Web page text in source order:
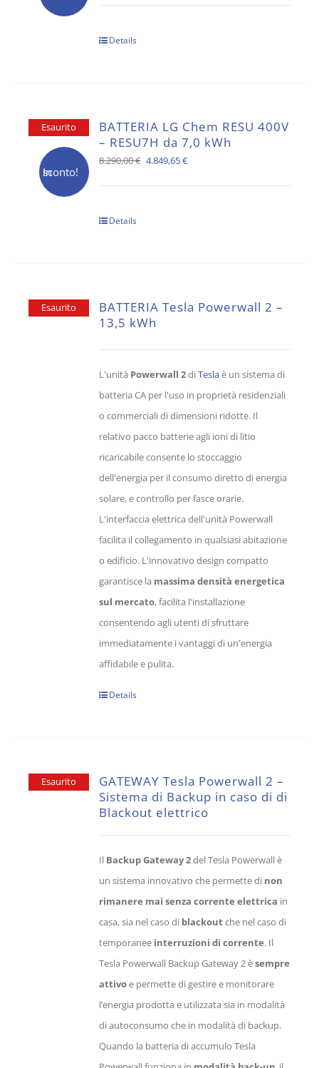
Details
Esaurito
In sconto!
BATTERIA LG Chem RESU 400V
– RESU7H da 7,0 kWh
8.290,00€ Il
4.849,65€Il
Details
Esaurito
BATTERIA Tesla Powerwall 2 –
13,5 kWh
L'unità Powerwall 2diTeslaè un sistema di
batteria CA per l'uso in proprietà residenziali
o commerciali di dimensioni ridotte. Il
relativo pacco batterie agli ioni di litio
ricaricabile consente lo stoccaggio
dell'energia per il consumo diretto di energia
solare, e controllo per fasce orarie.
L'interfaccia elettrica dell'unità Powerwall
facilita il collegamento in qualsiasi abitazione
o edificio. L'innovativo design compatto
garantisce la massima densità energetica
sul mercato, facilita l'installazione
consentendo agli utenti di sfruttare
immediatamente i vantaggi di un'energia
affidabile e pulita.
Details
Esaurito
GATEWAY Tesla Powerwall 2 –
Sistema di Backup in caso di di
Blackout elettrico
Il Backup Gateway 2del Tesla Powerwall è
un sistema innovativo che permette di non
rimanere mai senza corrente elettrica in
casa, sia nel caso di blackout che nel caso di
temporanee interruzioni di corrente. Il
Tesla Powerwall Backup Gateway 2 èsempre
attivoe permette di gestire e monitorare
l’energia prodotta e utilizzata sia in modalità
di autoconsumo che in modalità di backup.
Quando la batteria di accumulo Tesla